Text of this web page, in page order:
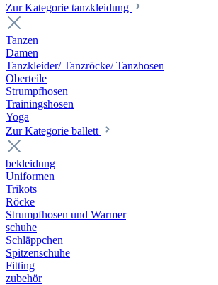
Zur Kategorie tanzkleidung
Tanzen
Damen
Tanzkleider/ Tanzröcke/ Tanzhosen
Oberteile
Strumpfhosen
Trainingshosen
Yoga
Zur Kategorie ballett
bekleidung
Uniformen
Trikots
Röcke
Strumpfhosen und Warmer
schuhe
Schläppchen
Spitzenschuhe
Fitting
zubehör